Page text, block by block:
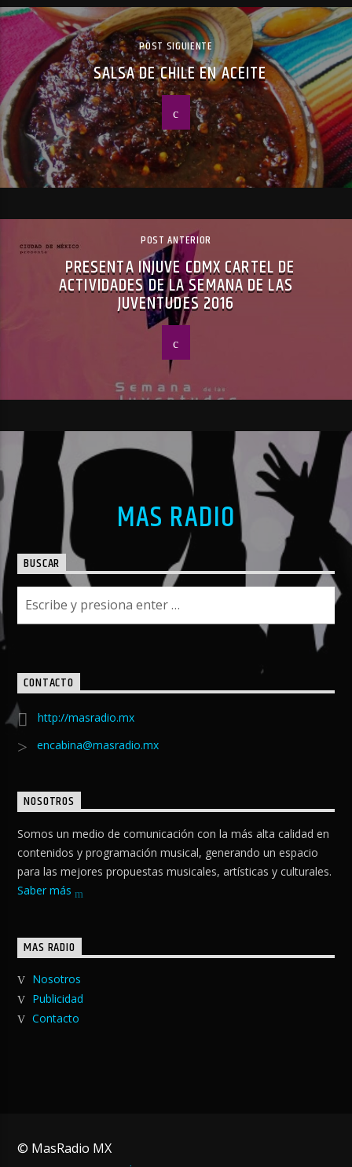
POST SIGUIENTE
SALSA DE CHILE EN ACEITE
POST ANTERIOR
PRESENTA INJUVE CDMX CARTEL DE
ACTIVIDADES DE LA SEMANA DE LAS
JUVENTUDES 2016
MAS RADIO
BUSCAR
CONTACTO
http://masradio.mx
encabina@masradio.mx
NOSOTROS
Somos un medio de comunicación con la más alta calidad en
contenidos y programación musical, generando un espacio
para las mejores propuestas musicales, artísticas y culturales.
Saber más
MAS RADIO
Nosotros
Publicidad
Contacto
© MasRadio MX